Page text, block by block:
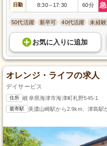
日勤 8:30～ 17:30 60分
50代活躍 新卒可 40代活躍 未経
お気に入り に追加
オレンジ・ライフの求人
デイサービス
住所 岐阜県海津市海津町札野545-1
最寄駅 美濃山崎駅から2.9km、津島駅